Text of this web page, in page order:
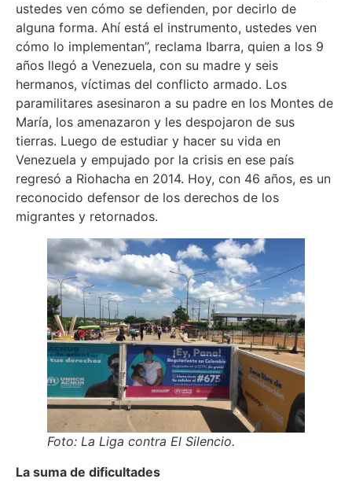
ustedes ven cómo se defienden, por decirlo de
alguna forma. Ahí está el instrumento, ustedes ven
cómo lo implementan”, reclama Ibarra, quien a los 9
años llegó a Venezuela, con su madre y seis
hermanos, víctimas del conflicto armado. Los
paramilitares asesinaron a su padre en los Montes de
María, los amenazaron y les despojaron de sus
tierras. Luego de estudiar y hacer su vida en
Venezuela y empujado por la crisis en ese país
regresó a Riohacha en 2014. Hoy, con 46 años, es un
reconocido defensor de los derechos de los
migrantes y retornados.
Foto: La Liga contra El Silencio.
La suma de dificultades